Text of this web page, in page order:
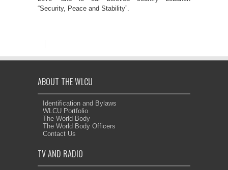
“Security, Peace and Stability”.
ABOUT THE WLCU
Identification and Bylaws
WLCU Portfolio
The World Body
The World Body Officers
Contact Us
TV AND RADIO